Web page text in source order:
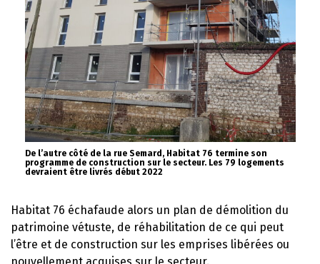
De l’autre côté de la rue Semard, Habitat 76 termine son
programme de construction sur le secteur. Les 79 logements
devraient être livrés début 2022
Habitat 76 échafaude alors un plan de démolition du
patrimoine vétuste, de réhabilitation de ce qui peut
l’être et de construction sur les emprises libérées ou